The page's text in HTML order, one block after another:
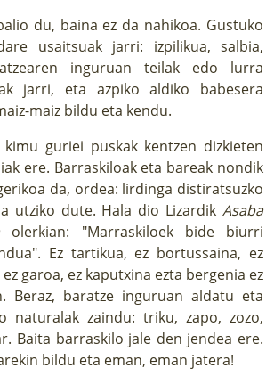
du, baina ez da nahikoa. Gustuko
usaitsuak jarri: izpilikua, salbia,
inguruan teilak edo lurra
jarri, eta azpiko aldiko babesera
maiz bildu eta kendu.
guriei puskak kentzen dizkieten
ere. Barraskiloak eta bareak nondik
da, ordea: lirdinga distiratsuzko
utziko dute. Hala dio Lizardik Asaba
olerkian: "Marraskiloek bide biurri
Ez tartikua, ez bortussaina, ez
garoa, ez kaputxina ezta bergenia ez
Beraz, baratze inguruan aldatu eta
naturalak zaindu: triku, zapo, zozo,
Baita barraskilo jale den jendea ere.
bildu eta eman, eman jatera!